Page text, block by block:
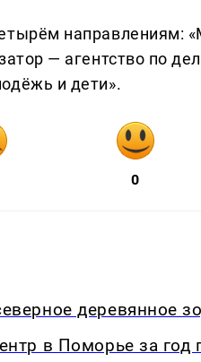
направлениям:
— агентство по
и дети».
0
деревянное
в Поморье за год